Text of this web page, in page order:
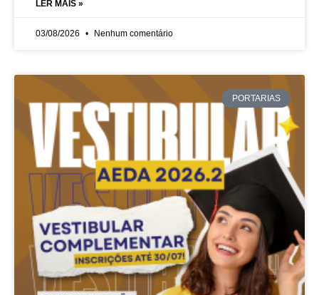
LER MAIS »
03/08/2026 Nenhum comentário
PORTARIAS